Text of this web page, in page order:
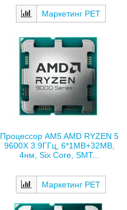
Маркетинг РЕТ
Процессор AM5 AMD RYZEN 5
9600X 3.9ГГц, 6*1MB+32MB,
4нм, Six Core, SMT...
Маркетинг РЕТ